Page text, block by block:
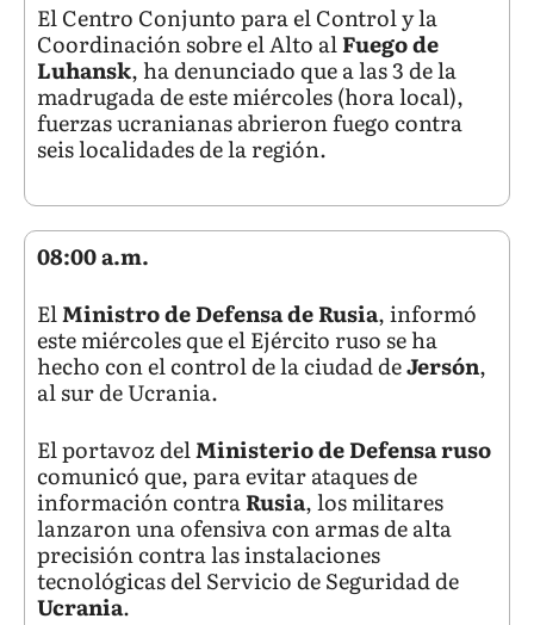
El Centro Conjunto para el Control y la
Coordinación sobre el Alto alFuego de
Luhansk, ha denunciado que a las 3 de la
madrugada de este miércoles (hora local),
fuerzas ucranianas abrieron fuego contra
seis localidades de la región.
08:00 a.m.
ElMinistro de Defensa de Rusia, informó
este miércoles que el Ejército ruso se ha
hecho con el control de la ciudad deJersón,
al sur de Ucrania.
El portavoz delMinisterio de Defensa ruso
comunicó que, para evitar ataques de
información contraRusia, los militares
lanzaron una ofensiva con armas de alta
precisión contra las instalaciones
tecnológicas del Servicio de Seguridad de
Ucrania.